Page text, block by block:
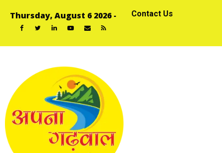
Thursday, August 6 2026 - Contact Us